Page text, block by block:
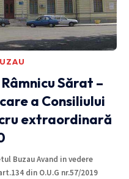
Sărat –
a Consiliului
extraordinară
Buzau Avand in vedere
din O.U.G nr.57/2019